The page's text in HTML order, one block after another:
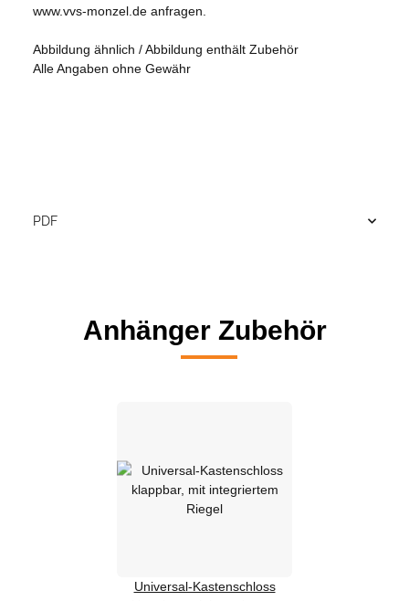
www.vvs-monzel.de anfragen.
Abbildung ähnlich / Abbildung enthält Zubehör
Alle Angaben ohne Gewähr
PDF
Anhänger Zubehör
Universal-Kastenschloss